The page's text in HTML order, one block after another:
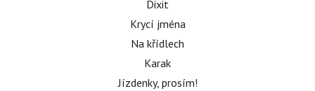
Dixit
Krycí jména
Na křídlech
Karak
Jízdenky, prosím!